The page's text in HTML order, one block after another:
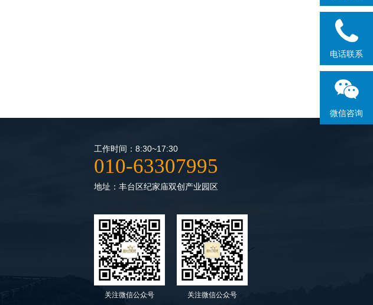
电话联系
微信咨询
工作时间：8:30~17:30
010-63307995
地址：丰台区纪家庙双创产业园区
关注微信公众号 关注微信公众号